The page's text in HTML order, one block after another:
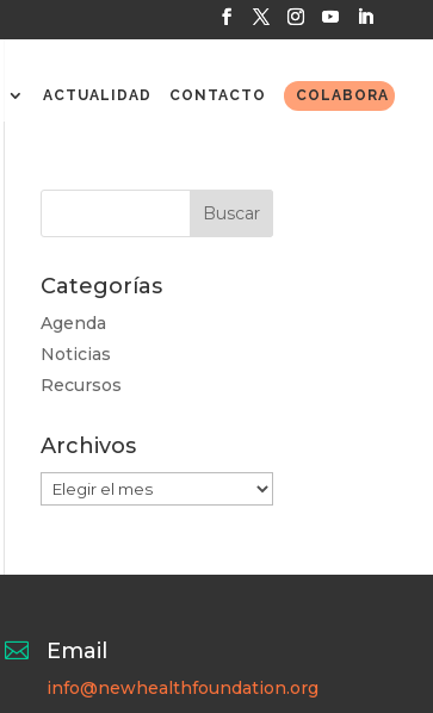
ACTUALIDAD CONTACTO COLABORA
Categorías
Agenda
Noticias
Recursos
Archivos
Archivos
 Email
info@newhealthfoundation.org